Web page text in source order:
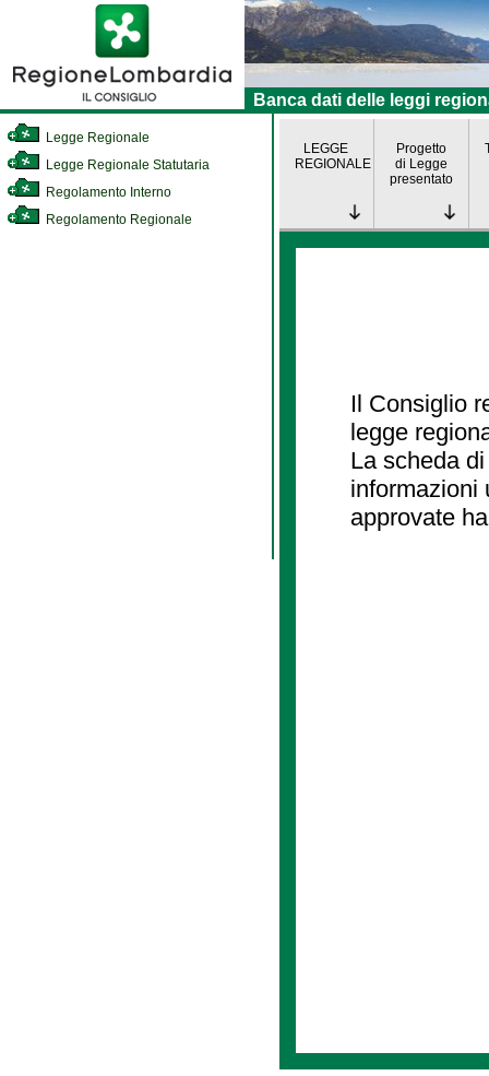
Banca dati delle leggi
Legge Regionale
Legge Regionale Statutaria
Regolamento Interno
Regolamento Regionale
LEGGE
REGIONALE
Progetto
di Legge
presentato
Il Consiglio
legge
La scheda
informazioni
approvate